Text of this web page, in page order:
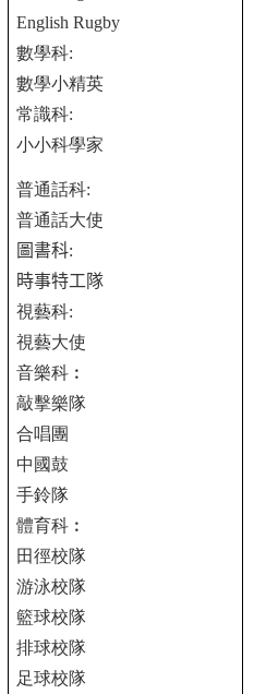
English Rugby
數學科:
數學小精英
常識科:
小小科學家
普通話科:
普通話大使
圖書科:
時事特工隊
視藝科:
視藝大使
音樂科︰
敲擊樂隊
合唱團
中國鼓
手鈴隊
體育科︰
田徑校隊
游泳校隊
籃球校隊
排球校隊
足球校隊